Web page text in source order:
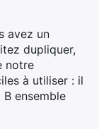
avez un
dupliquer,
notre
à utiliser : il
ensemble